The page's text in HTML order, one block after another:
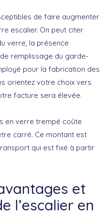
de faire augmenter
escalier. On peut citer
verre, la présence
remplissage du garde-
pour la fabrication des
orientez votre choix vers
facture sera élevée.
en verre trempé coûte
carré. Ce montant est
qui est fixé à partir
et
l’escalier en